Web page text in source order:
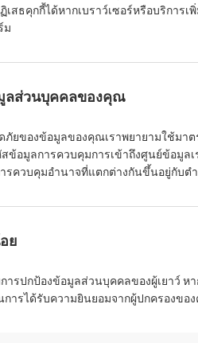
เสธคุกกี้ได้หากเบราว์เซอร์หรือบริกา
ม
ลส่วนบุคคลของคุณ
ภัยของข้อมูลของคุณเราพยายามใช้มา
สข้อมูลการควบคุมการเข้าถึงศูนย์ข้อมู
รควบคุมอำนาจที่แตกต่างกันขึ้นอยู่กับต
ย
ารปกป้องข้อมูลส่วนบุคคลของผู้เยาว์
การได้รับความยินยอมจากผู้ปกครองขอ